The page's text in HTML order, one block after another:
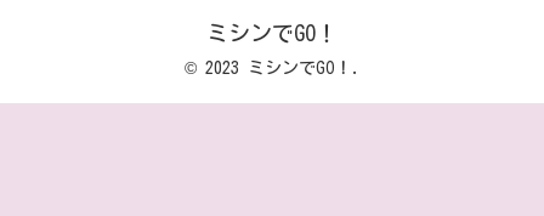
ミシンでGO！
© 2023 ミシンでGO！.